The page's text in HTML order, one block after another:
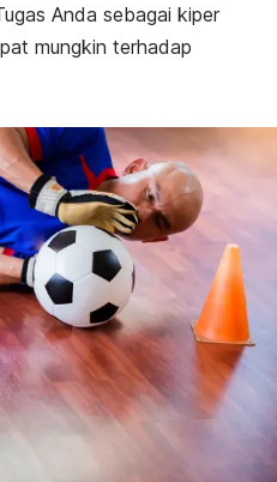
Anda sebagai kiper
mungkin terhadap